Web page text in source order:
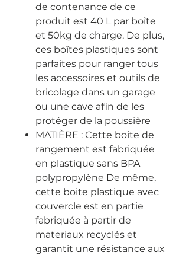
de contenance de ce
produit est 40 L par boîte
et 50kg de charge. De plus,
ces boîtes plastiques sont
parfaites pour ranger tous
les accessoires et outils de
bricolage dans un garage
ou une cave afin de les
protéger de la poussière
MATIÈRE : Cette boite de
rangement est fabriquée
en plastique sans BPA
polypropylène De même,
cette boite plastique avec
couvercle est en partie
fabriquée à partir de
materiaux recyclés et
garantit une résistance aux